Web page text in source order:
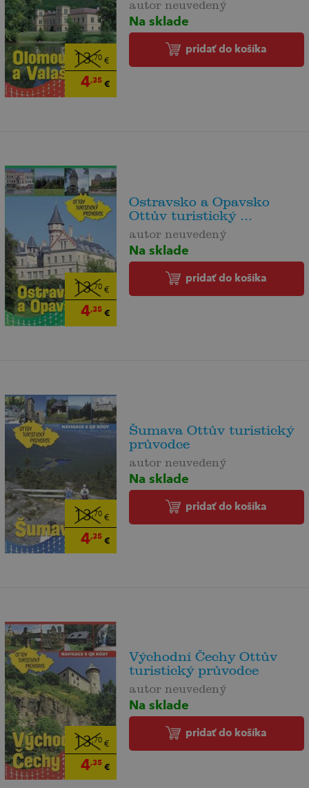
13,70€
4,35€
autor neuvedený
Na sklade
pridať do košíka
13,70€
4,35€
Ostravsko a Opavsko
Ottův turistický ...
autor neuvedený
Na sklade
pridať do košíka
13,70€
4,35€
Šumava Ottův turistický
průvodce
autor neuvedený
Na sklade
pridať do košíka
13,70€
4,35€
Východní Čechy Ottův
turistický průvodce
autor neuvedený
Na sklade
pridať do košíka